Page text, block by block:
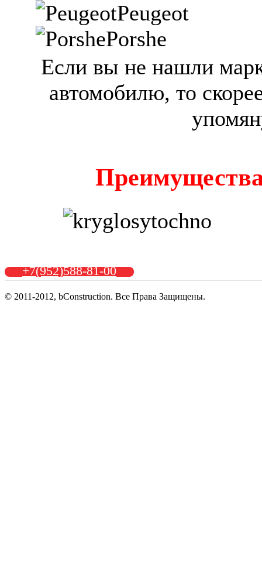
Peugeot
Porshe
Если вы не нашли
автомобилю, то
+7(952)588-81-00
© 2011-2012, bConstruction. Все Права Защищены.